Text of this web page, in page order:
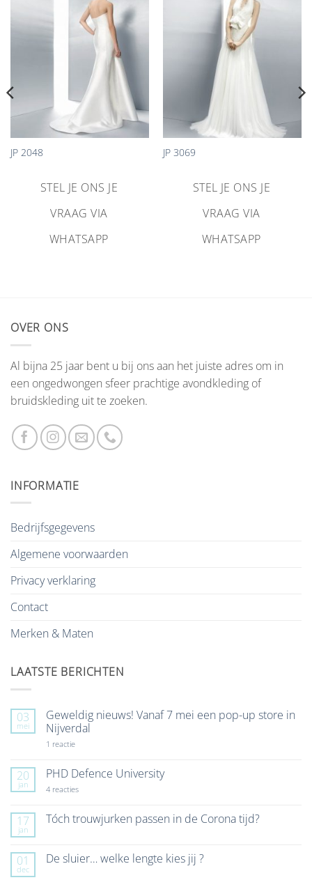
Aan
verlanglijst
toevoegen
JP 2048
STEL JE ONS JE
VRAAG VIA
WHATSAPP
verlanglijst
toevoegen
JP 3069
STEL JE ONS JE
VRAAG VIA
WHATSAPP
OVER ONS
Al bijna 25 jaar bent u bij ons aan het juiste adres om in
een ongedwongen sfeer prachtige avondkleding of
bruidskleding uit te zoeken.
INFORMATIE
Bedrijfsgegevens
Algemene voorwaarden
Privacy verklaring
Contact
Merken & Maten
LAATSTE BERICHTEN
03
mei
Geweldig nieuws! Vanaf 7 mei een pop-up store in
Nijverdal
1 reactieop
Vanaf
7
mei
up
store
20
jan
PHD Defence University
4 reactiesop
University
17
jan
Tóch trouwjurken passen in de Corona tijd?
Tóch
01
dec
De sluier… welke lengte kies jij ?